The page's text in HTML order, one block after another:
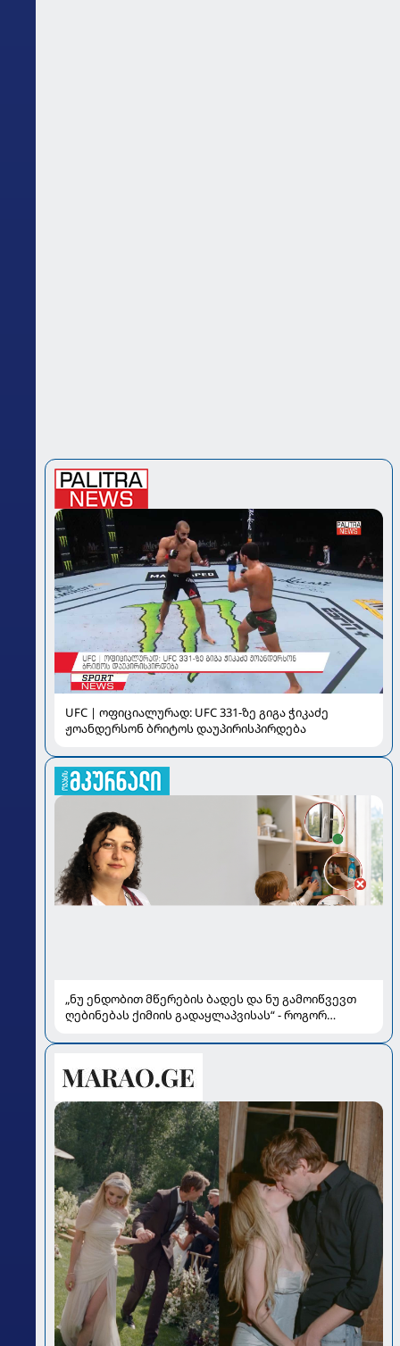
UFC | ოფიციალურად: UFC 331-ზე გიგა ჭიკაძე
ჟოანდერსონ ბრიტოს დაუპირისპირდება
„ნუ ენდობით მწერების ბადეს და ნუ გამოიწვევთ
ღებინებას ქიმიის გადაყლაპვისას“ - როგორ
სალომე ახვლედიანის რჩევები